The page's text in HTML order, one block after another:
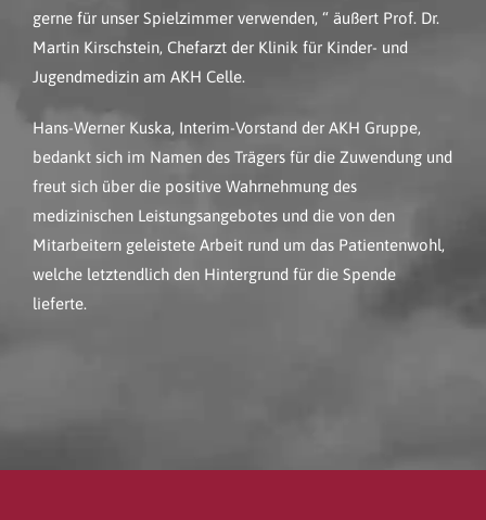
gerne für unser Spielzimmer verwenden, “ äußert Prof. Dr.
Martin Kirschstein, Chefarzt der Klinik für Kinder- und
Jugendmedizin am AKH Celle.
Hans-Werner Kuska, Interim-Vorstand der AKH Gruppe,
bedankt sich im Namen des Trägers für die Zuwendung und
freut sich über die positive Wahrnehmung des
medizinischen Leistungsangebotes und die von den
Mitarbeitern geleistete Arbeit rund um das Patientenwohl,
welche letztendlich den Hintergrund für die Spende
lieferte.